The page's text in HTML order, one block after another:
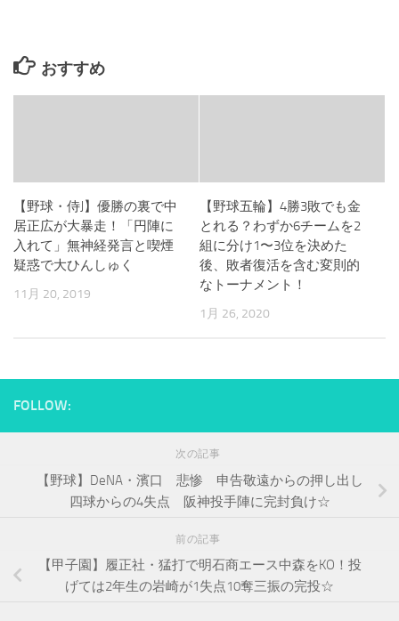
おすすめ
【野球・侍J】優勝の裏で中
居正広が大暴走！「円陣に
入れて」無神経発言と喫煙
疑惑で大ひんしゅく
11月 20, 2019
【野球五輪】4勝3敗でも金
とれる？わずか6チームを2
組に分け1〜3位を決めた
後、敗者復活を含む変則的
なトーナメント！
1月 26, 2020
FOLLOW:
次の記事
【野球】DeNA・濱口 悲惨 申告敬遠からの押し出し
四球からの4失点 阪神投手陣に完封負け☆
前の記事
【甲子園】履正社・猛打で明石商エース中森をKO！投
げては2年生の岩崎が1失点10奪三振の完投☆